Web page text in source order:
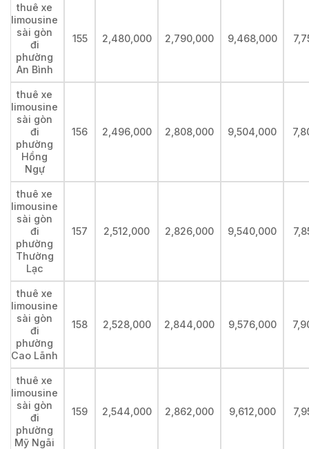
thuê xe
limousine
sài gòn
đi
phường
An Bình
155 2,480,000 2,790,000 9,468,000
thuê xe
limousine
sài gòn
đi
phường
Hồng
Ngự
156 2,496,000 2,808,000 9,504,000
thuê xe
limousine
sài gòn
đi
phường
Thường
Lạc
157 2,512,000 2,826,000 9,540,000
thuê xe
limousine
sài gòn
đi
phường
Cao Lãnh
158 2,528,000 2,844,000 9,576,000
thuê xe
limousine
sài gòn
đi
phường
Mỹ Ngãi
159 2,544,000 2,862,000 9,612,000